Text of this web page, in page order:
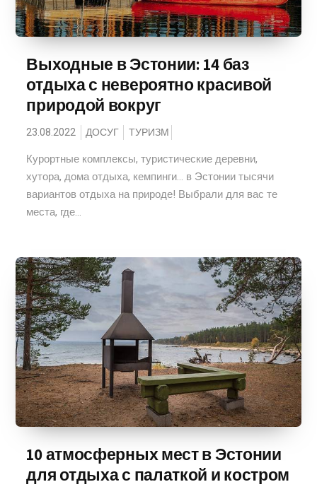
Выходные в Эстонии: 14 баз
отдыха с невероятно красивой
природой вокруг
23.08.2022 ДОСУГ ТУРИЗМ
Курортные комплексы, туристические деревни,
хутора, дома отдыха, кемпинги... в Эстонии тысячи
вариантов отдыха на природе! Выбрали для вас те
места, где...
10 атмосферных мест в Эстонии
для отдыха с палаткой и костром